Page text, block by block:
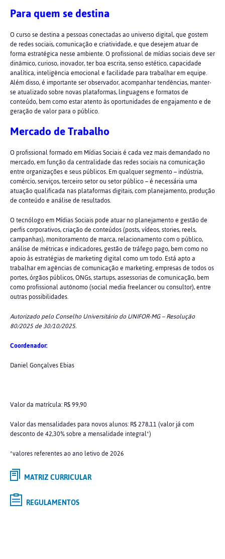
Para quem se destina
O curso se destina a pessoas conectadas ao universo digital, que gostem
de redes sociais, comunicação e criatividade, e que desejem atuar de
forma estratégica nesse ambiente. O profissional de mídias sociais deve ser
dinâmico, curioso, inovador, ter boa escrita, senso estético, capacidade
analítica, inteligência emocional e facilidade para trabalhar em equipe.
Além disso, é importante ser observador, acompanhar tendências, manter-
se atualizado sobre novas plataformas, linguagens e formatos de
conteúdo, bem como estar atento às oportunidades de engajamento e de
geração de valor para o público.
Mercado de Trabalho
O profissional formado em Mídias Sociais é cada vez mais demandado no
mercado, em função da centralidade das redes sociais na comunicação
entre organizações e seus públicos. Em qualquer segmento – indústria,
comércio, serviços, terceiro setor ou setor público – é necessária uma
atuação qualificada nas plataformas digitais, com planejamento, produção
de conteúdo e análise de resultados.
O tecnólogo em Mídias Sociais pode atuar no planejamento e gestão de
perfis corporativos, criação de conteúdos (posts, vídeos, stories, reels,
campanhas), monitoramento de marca, relacionamento com o público,
análise de métricas e indicadores, gestão de tráfego pago, bem como no
apoio às estratégias de marketing digital como um todo. Está apto a
trabalhar em agências de comunicação e marketing, empresas de todos os
portes, órgãos públicos, ONGs, startups, assessorias de comunicação, bem
como profissional autônomo (social media freelancer ou consultor), entre
outras possibilidades.
Autorizado pelo Conselho Universitário do UNIFOR-MG – Resolução
80/2025 de 30/10/2025.
Coordenador:
Daniel Gonçalves Ebias
Valor da matrícula: R$ 99,90
Valor das mensalidades para novos alunos: R$ 278,11 (valor já com
desconto de 42,30% sobre a mensalidade integral*)
*valores referentes ao ano letivo de 2026
MATRIZ CURRICULAR
REGULAMENTOS